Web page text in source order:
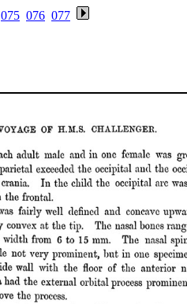
075 076 077